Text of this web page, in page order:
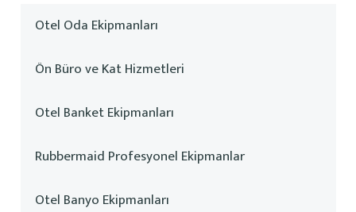
Otel Oda Ekipmanları
Ön Büro ve Kat Hizmetleri
Otel Banket Ekipmanları
Rubbermaid Profesyonel Ekipmanlar
Otel Banyo Ekipmanları